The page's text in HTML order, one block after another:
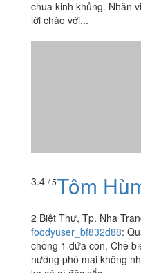
10 Trần Phú, P. 1, Tp.
foodee_2umsnpwm:Trà
3.4/ 5Tôm